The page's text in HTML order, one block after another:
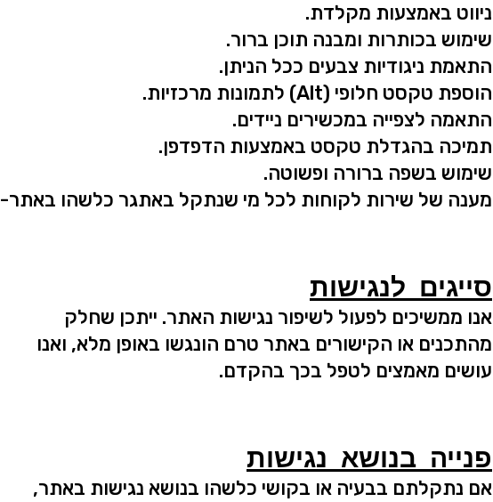
ניווט באמצעות מקלדת.
שימוש בכותרות ומבנה תוכן ברור.
התאמת ניגודיות צבעים ככל הניתן.
הוספת טקסט חלופי (Alt) לתמונות מרכזיות.
התאמה לצפייה במכשירים ניידים.
תמיכה בהגדלת טקסט באמצעות הדפדפן.
שימוש בשפה ברורה ופשוטה.
מענה של שירות לקוחות לכל מי שנתקל באתגר כלשהו באתר-
סייגים לנגישות
אנו ממשיכים לפעול לשיפור נגישות האתר. ייתכן שחלק
מהתכנים או הקישורים באתר טרם הונגשו באופן מלא, ואנו
עושים מאמצים לטפל בכך בהקדם.
פנייה בנושא נגישות
אם נתקלתם בבעיה או בקושי כלשהו בנושא נגישות באתר,